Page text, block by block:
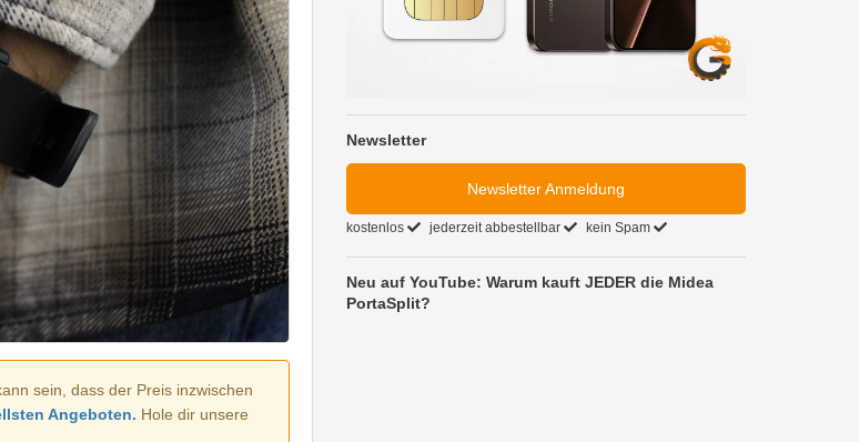
sein, dass der Preis inzwischen
Angeboten. Hole dir unsere
Newsletter
Newsletter Anmeldung
kostenlos jederzeit abbestellbar kein Spam
Neu auf YouTube: Warum kauft JEDER die Midea
PortaSplit?